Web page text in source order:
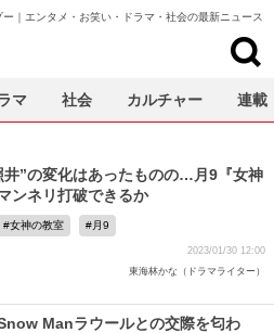
ー｜エンタメ・お笑い・ドラマ・社会の最新ニュース
井”の変化はあったものの…月9『女神
ンネリ打破できるか
女神の教室 月9
2023/01/30 12:00
東海林かな（ドラマライター）
Manラウールとの交際を匂わ
マ 社会 カルチャー 連載